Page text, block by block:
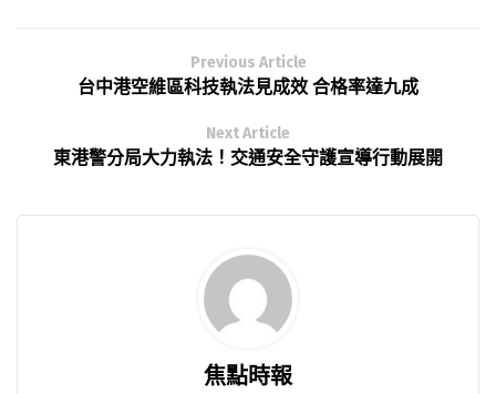
Previous Article
台中港空維區科技執法見成效 合格率達九成
Next Article
東港警分局大力執法！交通安全守護宣導行動展開
焦點時報